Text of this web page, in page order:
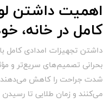
اهمیت داشتن
کامل در خانه،
داشتن تجهیزات امدادی کامل
بحرانی تصمیم‌های سریع‌تر و
شدت جراحت را کاهش می‌دهند،
می‌کنند و زمان طلایی تا